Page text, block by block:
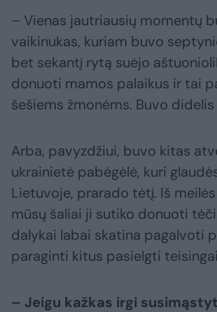
– Vienas jautriausių momentų
vaikinukas, kuriam buvo
bet sekantį rytą suėjo
donuoti mamos palaikus ir tai
šešiems žmonėms. Buvo
Arba, pavyzdžiui, buvo kitas
ukrainietė pabėgėlė, kuri
Lietuvoje, prarado tėtį. Iš
mūsų šaliai ji sutiko donuoti
dalykai labai skatina pagalvoti
paraginti kitus pasielgti
– Jeigu kažkas irgi